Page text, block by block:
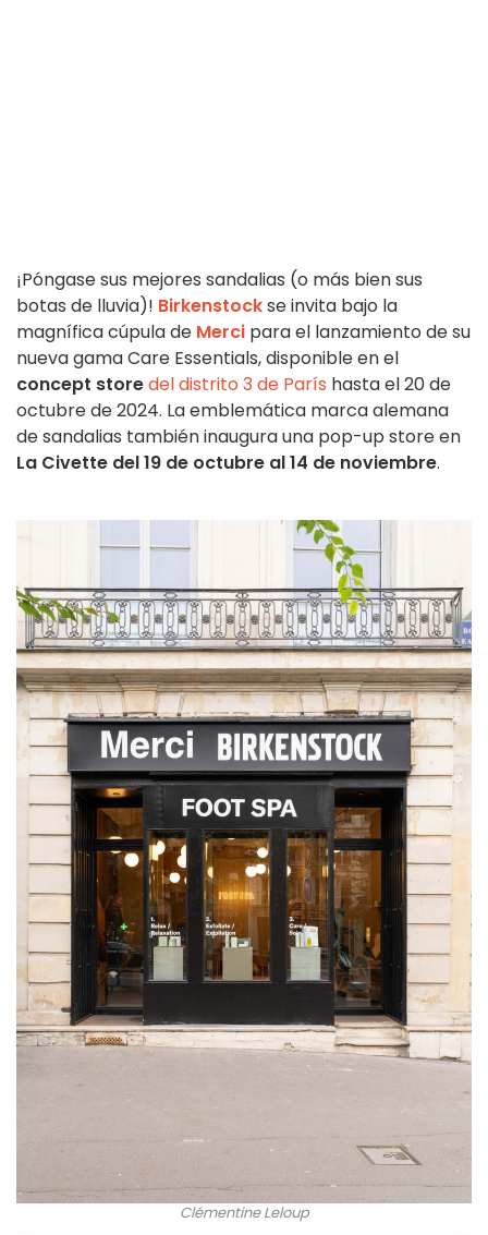
¡Póngase sus mejores sandalias (o más bien sus
botas de lluvia)! Birkenstockse invita bajo la
magnífica cúpula de Merci para el lanzamiento de su
nueva gama Care Essentials, disponible en el
concept storedel distrito 3 de París hasta el 20 de
octubre de 2024. La emblemática marca alemana
de sandalias también inaugura una pop-up store en
La Civette del 19 de octubre al 14 de noviembre.
Clémentine Leloup